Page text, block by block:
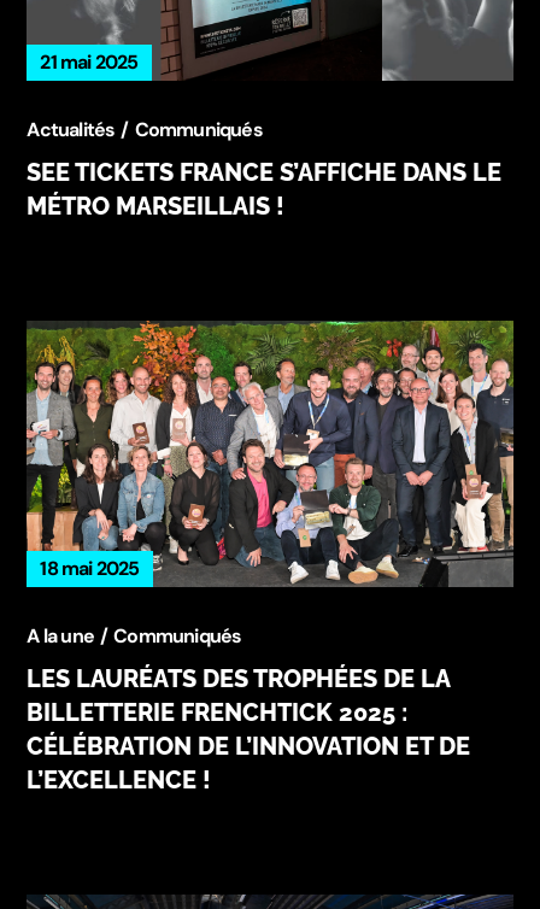
21 mai 2025
Actualités Communiqués
SEE TICKETS FRANCE S’AFFICHE DANS LE
MÉTRO MARSEILLAIS !
18 mai 2025
A la une Communiqués
LES LAURÉATS DES TROPHÉES DE LA
BILLETTERIE FRENCHTICK 2025 :
CÉLÉBRATION DE L’INNOVATION ET DE
L’EXCELLENCE !